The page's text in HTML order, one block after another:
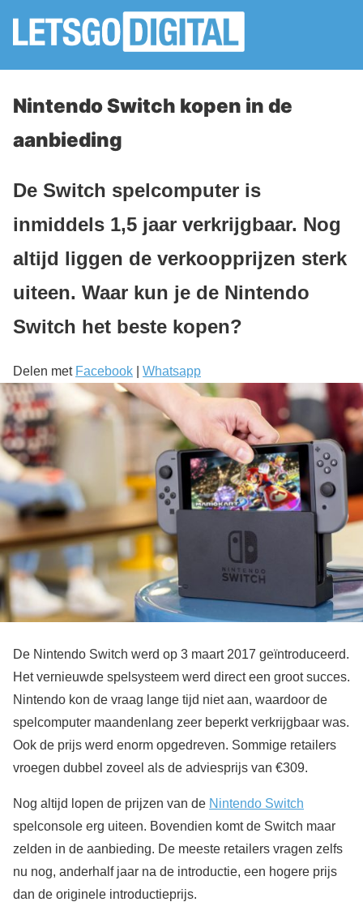
Nintendo Switch kopen in de
aanbieding
De Switch spelcomputer is
inmiddels 1,5 jaar verkrijgbaar. Nog
altijd liggen de verkoopprijzen sterk
uiteen. Waar kun je de Nintendo
Switch het beste kopen?
Delen met Facebook Whatsapp
De Nintendo Switch werd op 3 maart 2017 geïntroduceerd.
Het vernieuwde spelsysteem werd direct een groot succes.
Nintendo kon de vraag lange tijd niet aan, waardoor de
spelcomputer maandenlang zeer beperkt verkrijgbaar was.
Ook de prijs werd enorm opgedreven. Sommige retailers
vroegen dubbel zoveel als de adviesprijs van €309.
Nog altijd lopen de prijzen van de Nintendo Switch
spelconsole erg uiteen. Bovendien komt de Switch maar
zelden in de aanbieding. De meeste retailers vragen zelfs
nu nog, anderhalf jaar na de introductie, een hogere prijs
dan de originele introductieprijs.